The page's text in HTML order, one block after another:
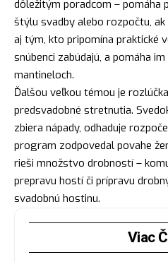
dôležitým poradcom – pomáha
štýlu svadby alebo rozpočtu,
aj tým, kto pripomína praktické
snúbenci zabúdajú, a pomáha
mantineloch.
Ďalšou veľkou témou je
predsvadobné stretnutia.
zbiera nápady, odhaduje
program zodpovedal povahe
rieši množstvo drobností –
prepravu hostí či prípravu
svadobnú hostinu.
Viac